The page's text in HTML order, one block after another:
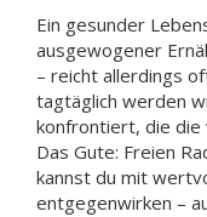
Ein gesunder
ausgewogener
– reicht allerdings
tagtäglich werden
konfrontiert, die die
Das Gute: Freien
kannst du mit
entgegenwirken –